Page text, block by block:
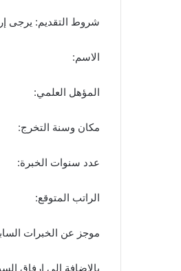
شروط التقديم: يرجى
‏الاسم:
المؤهل العلمي:
مكان وسنة التخرج:
عدد سنوات الخبرة:
الراتب المتوقع:
موجز عن الخبرات
بالإضافة إلى إرفاق